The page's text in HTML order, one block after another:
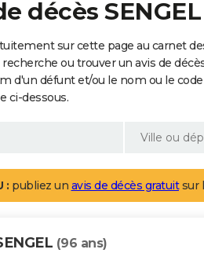
décès SENGEL
sur cette page au carnet
ou trouver un avis de
d'un défunt et/ou le nom ou le
ci-dessous.
: publiez un avis de décès gratuitsur
(96 ans)